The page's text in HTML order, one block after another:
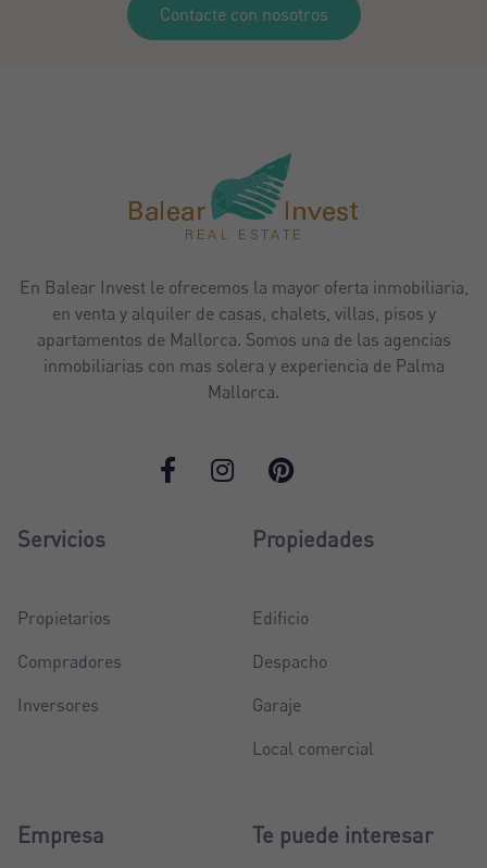
Contacte con nosotros
En Balear Invest le ofrecemos la mayor oferta inmobiliaria,
en venta y alquiler de casas, chalets, villas, pisos y
apartamentos de Mallorca. Somos una de las agencias
inmobiliarias con mas solera y experiencia de Palma
Mallorca.
Servicios
Propietarios
Compradores
Inversores
Propiedades
Edificio
Despacho
Garaje
Local comercial
Empresa Te puede interesar